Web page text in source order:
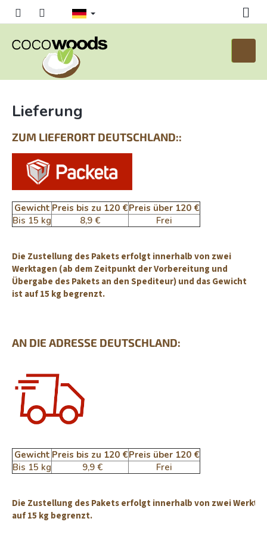
Inhalt
Lieferung
ZUM LIEFERORT DEUTSCHLAND::
Gewicht Preis bis zu 120 €Preis über 120 €
Bis 15 kg
8,9 € Frei
Die Zustellung des Pakets erfolgt innerhalb von zwei
Werktagen (ab dem Zeitpunkt der Vorbereitung und
Übergabe des Pakets an den Spediteur) und das Gewicht
ist auf 15 kg begrenzt.
AN DIE ADRESSE DEUTSCHLAND:
Gewicht Preis bis zu 120 €Preis über 120 €
Bis 15 kg
9,9 € Frei
Die Zustellung des Pakets erfolgt innerhalb von zwei
auf 15 kg begrenzt.